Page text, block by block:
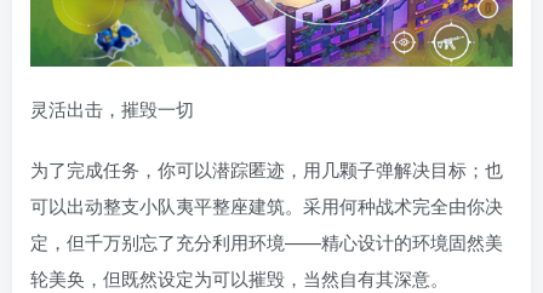
灵活出击，摧毁一切
为了完成任务，你可以潜踪匿迹，用几颗子弹解决目标；也
可以出动整支小队夷平整座建筑。采用何种战术完全由你决
定，但千万别忘了充分利用环境——精心设计的环境固然美
轮美奂，但既然设定为可以摧毁，当然自有其深意。